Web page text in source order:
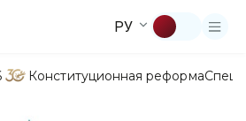
РУ
Конституционная реформа